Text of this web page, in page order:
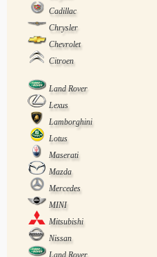
Cadillac
Chrysler
Chevrolet
Citroen
Land Rover
Lexus
Lamborghini
Lotus
Maserati
Mazda
Mercedes
MINI
Mitsubishi
Nissan
Land Rover